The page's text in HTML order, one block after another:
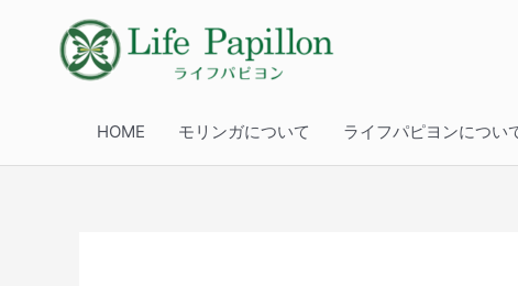
HOME モリンガについて ライフパピヨンについ